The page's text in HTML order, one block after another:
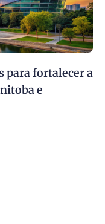
para fortalecer a
e